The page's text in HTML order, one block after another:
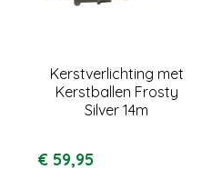
Kerstverlichting met
Kerstballen Frosty
Silver 14m
€ 59,95